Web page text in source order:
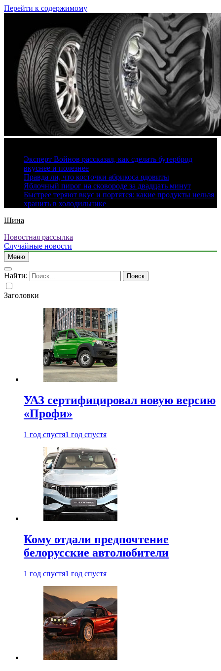
Перейти к содержимому
Эксперт Войнов рассказал, как сделать бутерброд
вкуснее и полезнее
Правда ли, что косточки абрикоса ядовиты
Яблочный пирог на сковороде за двадцать минут
Быстрее теряют вкус и портятся: какие продукты нельзя
хранить в холодильнике
Шина
Новостная рассылка
Случайные новости
Меню
Найти:
Заголовки
УАЗ сертифицировал новую версию
«Профи»
1 год спустя1 год спустя
Кому отдали предпочтение
белорусские автолюбители
1 год спустя1 год спустя